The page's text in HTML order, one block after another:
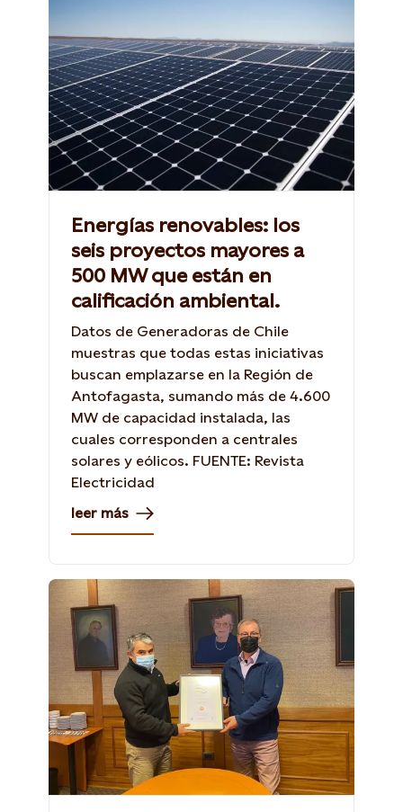
Energías renovables: los
seis proyectos mayores a
500 MW que están en
calificación ambiental.
Datos de Generadoras de Chile
muestras que todas estas iniciativas
buscan emplazarse en la Región de
Antofagasta, sumando más de 4.600
MW de capacidad instalada, las
cuales corresponden a centrales
solares y eólicos. FUENTE: Revista
Electricidad
leer más